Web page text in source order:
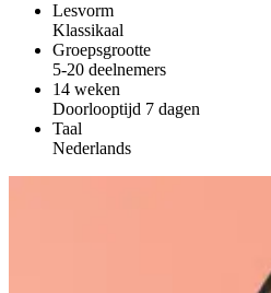
Lesvorm
Klassikaal
Groepsgrootte
5-20 deelnemers
14 weken
Doorlooptijd 7 dagen
Taal
Nederlands